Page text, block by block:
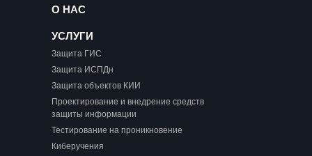
О НАС
УСЛУГИ
Защита ГИС
Защита ИСПДн
Защита объектов КИИ
Проектирование и внедрение средств
защиты информации
Тестирование на проникновение
Киберучения